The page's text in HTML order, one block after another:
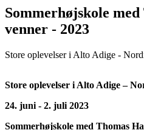
Sommerhøjskole
venner - 2023
Store oplevelser i Alto Adige -
Store oplevelser i Alto Adige –
24. juni - 2. juli 2023
Sommerhøjskole med Thomas